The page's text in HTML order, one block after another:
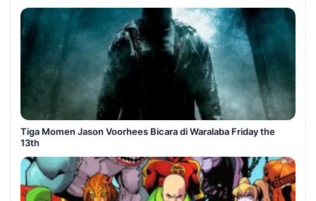
Tiga Momen Jason Voorhees Bicara di Waralaba Friday the
13th